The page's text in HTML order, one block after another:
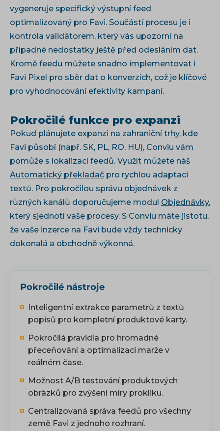
vygeneruje specifický výstupní feed
optimalizovaný pro Favi. Součástí procesu je i
kontrola validátorem, který vás upozorní na
případné nedostatky ještě před odesláním dat.
Kromě feedu můžete snadno implementovat i
Favi Pixel pro sběr dat o konverzích, což je klíčové
pro vyhodnocování efektivity kampaní.
Pokročilé funkce pro expanzi
Pokud plánujete expanzi na zahraniční trhy, kde
Favi působí (např. SK, PL, RO, HU), Conviu vám
pomůže s lokalizací feedů. Využít můžete náš
Automatický překladač pro rychlou adaptaci
textů. Pro pokročilou správu objednávek z
různých kanálů doporučujeme modul Objednávky,
který sjednotí vaše procesy. S Conviu máte jistotu,
že vaše inzerce na Favi bude vždy technicky
dokonalá a obchodně výkonná.
Pokročilé nástroje
Inteligentní extrakce parametrů z textů
popisů pro kompletní produktové karty.
Pokročilá pravidla pro hromadné
přeceňování a optimalizaci marže v
reálném čase.
Možnost A/B testování produktových
obrázků pro zvýšení míry prokliku.
Centralizovaná správa feedů pro všechny
země Favi z jednoho rozhraní.